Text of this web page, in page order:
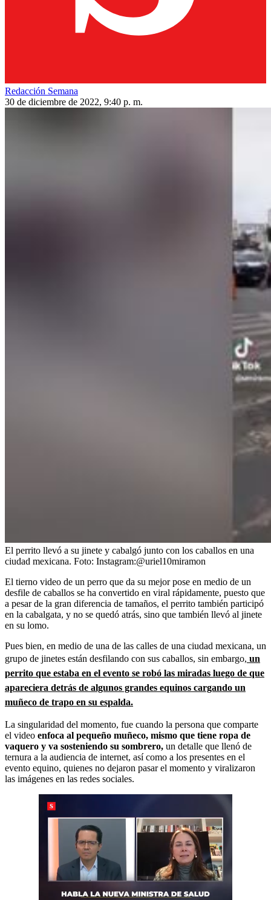
Redacción Semana
30 de diciembre de 2022, 9:40 p. m.
El perrito llevó a su jinete y cabalgó junto con los caballos en una
ciudad mexicana. Foto: Instagram:@uriel10miramon
El tierno video de un perro que da su mejor pose en medio de un
desfile de caballos se ha convertido en viral rápidamente, puesto que
a pesar de la gran diferencia de tamaños, el perrito también participó
en la cabalgata, y no se quedó atrás, sino que también llevó al jinete
en su lomo.
Pues bien, en medio de una de las calles de una ciudad mexicana, un
grupo de jinetes están desfilando con sus caballos, sin embargo, un
perrito que estaba en el evento se robó las miradas luego de que
apareciera detrás de algunos grandes equinos cargando un
muñeco de trapo en su espalda.
La singularidad del momento, fue cuando la persona que comparte
el video enfoca al pequeño muñeco, mismo que tiene ropa de
vaquero y va sosteniendo su sombrero, un detalle que llenó de
ternura a la audiencia de internet, así como a los presentes en el
evento equino, quienes no dejaron pasar el momento y viralizaron
las imágenes en las redes sociales.